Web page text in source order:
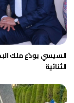
السيسي يودّع ملك
الثنائية